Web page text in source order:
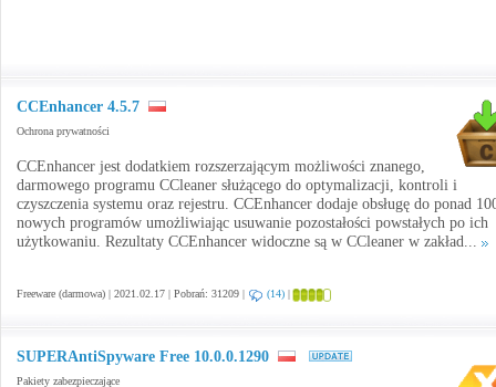
CCEnhancer 4.5.7
Ochrona prywatności
CCEnhancer jest dodatkiem rozszerzającym możliwości znanego,
darmowego programu CCleaner służącego do optymalizacji, kontroli i
czyszczenia systemu oraz rejestru. CCEnhancer dodaje obsługę do ponad
nowych programów umożliwiając usuwanie pozostałości powstałych po ich
użytkowaniu. Rezultaty CCEnhancer widoczne są w CCleaner w zakład...
Freeware (darmowa) | 2021.02.17 | Pobrań: 31209 | (14) |
SUPERAntiSpyware Free 10.0.0.1290
Pakiety zabezpieczające